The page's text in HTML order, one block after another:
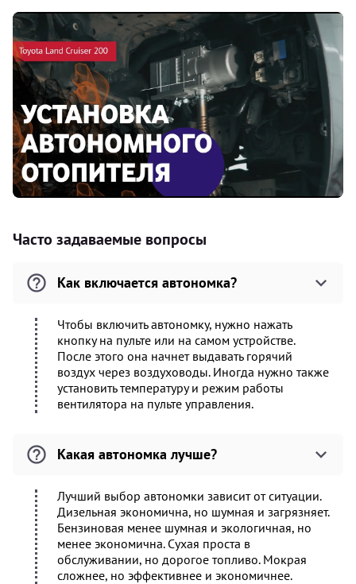
Часто задаваемые вопросы
Как включается автономка?
Чтобы включить автономку, нужно нажать
кнопку на пульте или на самом устройстве.
После этого она начнет выдавать горячий
воздух через воздуховоды. Иногда нужно также
установить температуру и режим работы
вентилятора на пульте управления.
Какая автономка лучше?
Лучший выбор автономки зависит от ситуации.
Дизельная экономична, но шумная и загрязняет.
Бензиновая менее шумная и экологичная, но
менее экономична. Сухая проста в
обслуживании, но дорогое топливо. Мокрая
сложнее, но эффективнее и экономичнее.